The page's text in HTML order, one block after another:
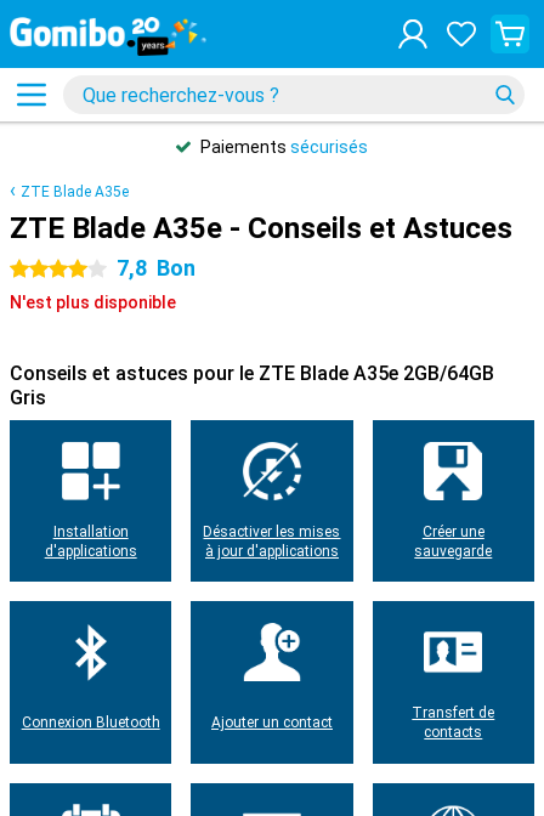
Paiements sécurisés
ZTE Blade A35e
ZTE Blade A35e - Conseils et Astuces
4 étoiles 7,8 Bon
N'est plus disponible
Conseils et astuces pour le ZTE Blade A35e 2GB/64GB
Gris
Installation
d'applications
Désactiver les mises
à jour d'applications
Créer une
sauvegarde
Connexion Bluetooth Ajouter un contact
Transfert de
contacts